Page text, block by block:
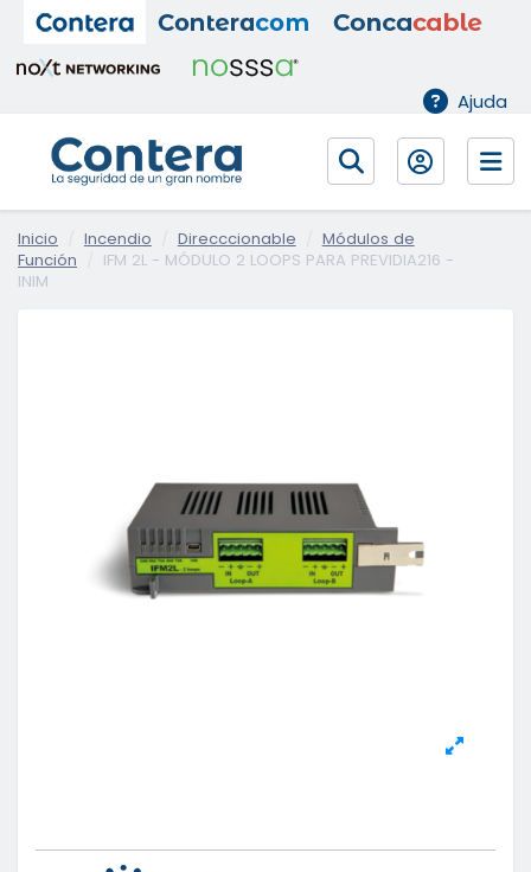
Ajuda
Inicio Incendio Direcccionable
Módulos de
Función
IFM 2L - MÓDULO 2 LOOPS PARA PREVIDIA216 -
INIM